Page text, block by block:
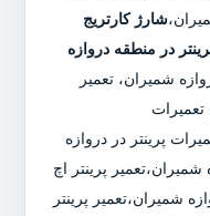
شارژ کارتریج
در منطقه دروازه
شمیران، تعمیر
تعمیرات
پرینتر در دروازه
پرینتر اچ
شمیران،تعمیر پرینتر